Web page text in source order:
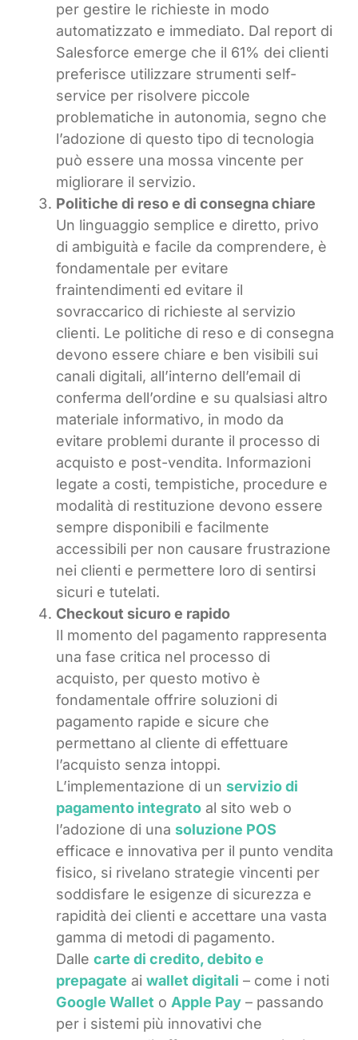
per gestire le richieste in modo
automatizzato e immediato. Dal report di
Salesforce emerge che il 61% dei clienti
preferisce utilizzare strumenti self-
service per risolvere piccole
problematiche in autonomia, segno che
l’adozione di questo tipo di tecnologia
può essere una mossa vincente per
migliorare il servizio.
Politiche di reso e di consegna chiare
Un linguaggio semplice e diretto, privo
di ambiguità e facile da comprendere, è
fondamentale per evitare
fraintendimenti ed evitare il
sovraccarico di richieste al servizio
clienti. Le politiche di reso e di consegna
devono essere chiare e ben visibili sui
canali digitali, all’interno dell’email di
conferma dell’ordine e su qualsiasi altro
materiale informativo, in modo da
evitare problemi durante il processo di
acquisto e post-vendita. Informazioni
legate a costi, tempistiche, procedure e
modalità di restituzione devono essere
sempre disponibili e facilmente
accessibili per non causare frustrazione
nei clienti e permettere loro di sentirsi
sicuri e tutelati.
Checkout sicuro e rapido
Il momento del pagamento rappresenta
una fase critica nel processo di
acquisto, per questo motivo è
fondamentale offrire soluzioni di
pagamento rapide e sicure che
permettano al cliente di effettuare
l’acquisto senza intoppi.
L’implementazione di un servizio di
pagamento integrato al sito web o
l’adozione di una soluzione POS
efficace e innovativa per il punto vendita
fisico, si rivelano strategie vincenti per
soddisfare le esigenze di sicurezza e
rapidità dei clienti e accettare una vasta
gamma di metodi di pagamento.
Dalle carte di credito, debito e
prepagate ai wallet digitali – come i noti
Google Wallet o Apple Pay – passando
per i sistemi più innovativi che